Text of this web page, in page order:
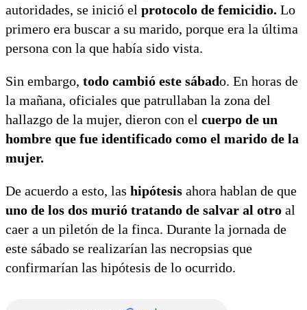
autoridades, se inició el protocolo de femicidio. Lo
primero era buscar a su marido, porque era la última
persona con la que había sido vista.
Sin embargo, todo cambió este sábado. En horas de
la mañana, oficiales que patrullaban la zona del
hallazgo de la mujer, dieron con el cuerpo de un
hombre que fue identificado como el marido de la
mujer.
De acuerdo a esto, las hipótesis ahora hablan de que
uno de los dos murió tratando de salvar al otro al
caer a un piletón de la finca. Durante la jornada de
este sábado se realizarían las necropsias que
confirmarían las hipótesis de lo ocurrido.